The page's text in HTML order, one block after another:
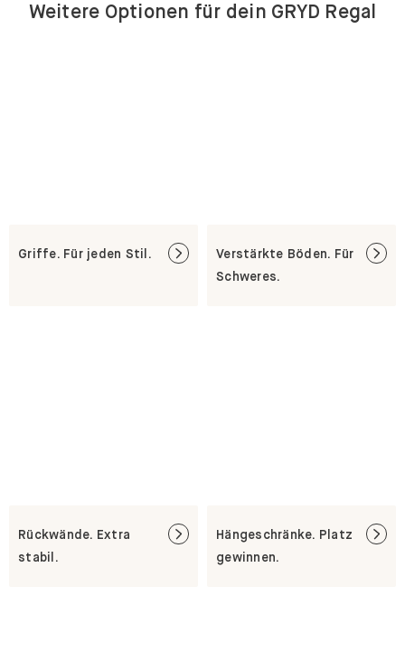
Weitere Optionen für dein GRYD Regal
Griffe. Für jeden Stil.
Verstärkte Böden. Für
Schweres.
Rückwände. Extra
stabil.
Hängeschränke. Platz
gewinnen.